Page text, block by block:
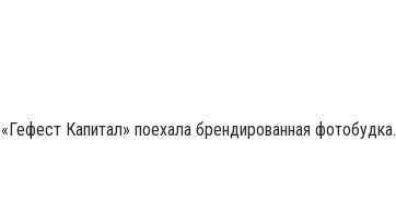
Капитал» поехала брендированная фотобудка.